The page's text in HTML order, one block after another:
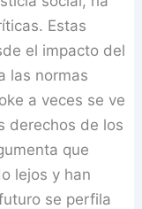
Estas
el impacto del
las normas
a veces se ve
derechos de los
que
lejos y han
se perfila